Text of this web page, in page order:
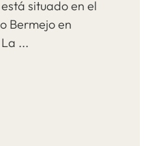
situado en el
Bermejo en
...